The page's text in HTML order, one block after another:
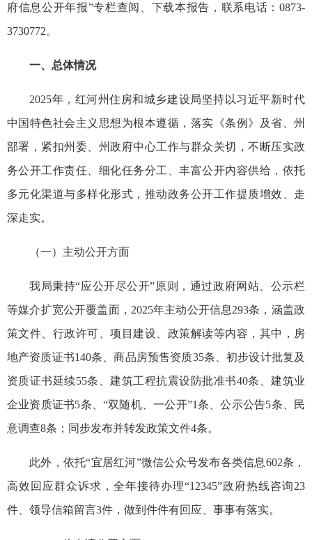
府信息公开年报”专栏查阅、下载本报告，联系电话：0873-
3730772。
一、总体情况
2025年，红河州住房和城乡建设局坚持以习近平新时代
中国特色社会主义思想为根本遵循，落实《条例》及省、州
部署，紧扣州委、州政府中心工作与群众关切，不断压实政
务公开工作责任、细化任务分工、丰富公开内容供给，依托
多元化渠道与多样化形式，推动政务公开工作提质增效、走
深走实。
（一）主动公开方面
我局秉持“应公开尽公开”原则，通过政府网站、公示栏
等媒介扩宽公开覆盖面，2025年主动公开信息293条，涵盖政
策文件、行政许可、项目建设、政策解读等内容，其中，房
地产资质证书140条、商品房预售资质35条、初步设计批复及
资质证书延续55条、建筑工程抗震设防批准书40条、建筑业
企业资质证书5条、“双随机、一公开”1条、公示公告5条、民
意调查8条；同步发布并转发政策文件4条。
此外，依托“宜居红河”微信公众号发布各类信息602条，
高效回应群众诉求，全年接待办理“12345”政府热线咨询23
件、领导信箱留言3件，做到件件有回应、事事有落实。